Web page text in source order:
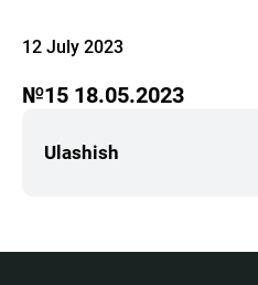
12 July 2023
№15 18.05.2023
Ulashish